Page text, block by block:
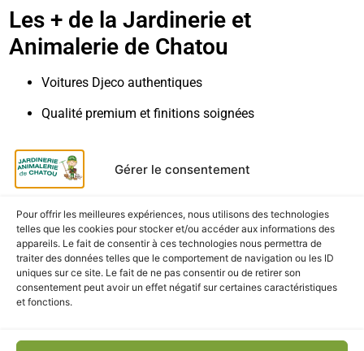
Gérer le consentement
Pour offrir les meilleures expériences, nous utilisons des technologies
telles que les cookies pour stocker et/ou accéder aux informations des
appareils. Le fait de consentir à ces technologies nous permettra de
traiter des données telles que le comportement de navigation ou les ID
uniques sur ce site. Le fait de ne pas consentir ou de retirer son
consentement peut avoir un effet négatif sur certaines caractéristiques
et fonctions.
Les + de la Jardinerie et
Animalerie de Chatou
Voitures Djeco authentiques
Qualité premium et finitions soignées
Conseils personnalisés et service de proximité
Livraison & retrait
Retrait gratuit en magasin à la Jardinerie et Animalerie
de Chatou
Livraison rapide et emballage soigné en France